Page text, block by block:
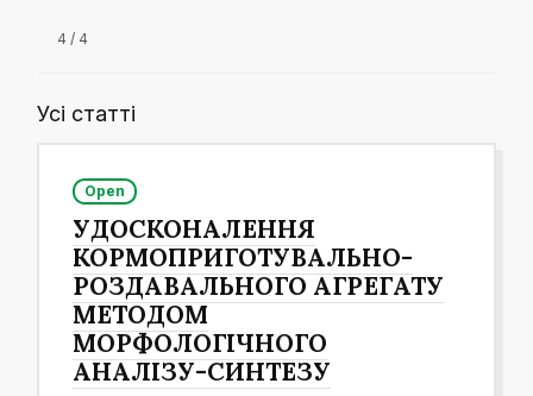
4 / 4
Усі статті
Open
УДОСКОНАЛЕННЯ
КОРМОПРИГОТУВАЛЬНО-
РОЗДАВАЛЬНОГО АГРЕГАТУ
МЕТОДОМ
МОРФОЛОГІЧНОГО
АНАЛІЗУ-СИНТЕЗУ